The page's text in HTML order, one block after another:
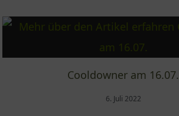
Cooldowner am 16.07.
6. Juli 2022